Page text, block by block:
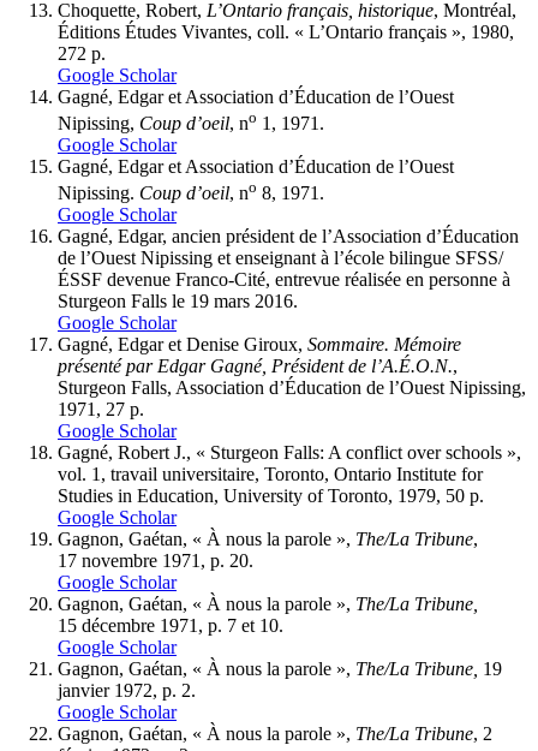
Choquette, Robert, L’Ontario français, historique, Montréal,
Éditions Études Vivantes, coll. « L’Ontario français », 1980,
272 p.
Google Scholar
Gagné, Edgar et Association d’Éducation de l’Ouest
Nipissing, Coup d’oeil, no 1, 1971.
Google Scholar
Gagné, Edgar et Association d’Éducation de l’Ouest
Nipissing. Coup d’oeil, no 8, 1971.
Google Scholar
Gagné, Edgar, ancien président de l’Association d’Éducation
de l’Ouest Nipissing et enseignant à l’école bilingue SFSS/
ÉSSF devenue Franco-Cité, entrevue réalisée en personne à
Sturgeon Falls le 19 mars 2016.
Google Scholar
Gagné, Edgar et Denise Giroux, Sommaire. Mémoire
présenté par Edgar Gagné, Président de l’A.É.O.N.,
Sturgeon Falls, Association d’Éducation de l’Ouest Nipissing,
1971, 27 p.
Google Scholar
Gagné, Robert J., « Sturgeon Falls: A conflict over schools »,
vol. 1, travail universitaire, Toronto, Ontario Institute for
Studies in Education, University of Toronto, 1979, 50 p.
Google Scholar
Gagnon, Gaétan, « À nous la parole », The/La Tribune,
17 novembre 1971, p. 20.
Google Scholar
Gagnon, Gaétan, « À nous la parole », The/La Tribune,
15 décembre 1971, p. 7 et 10.
Google Scholar
Gagnon, Gaétan, « À nous la parole », The/La Tribune, 19
janvier 1972, p. 2.
Google Scholar
Gagnon, Gaétan, « À nous la parole », The/La Tribune, 2